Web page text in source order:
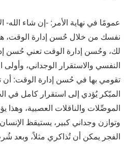
عمومًا في نهاية الأمر: -إن شاء
نفسك من خلال حُسن إدارة الوقت،
لك، وحُسن إدارة الوقت تعني حُسن
النفسي والاستقرار الوجداني،
تقومي بها في حُسن إدارة الوقت: أن
المبّكر يُؤدي إلى استقرار كامل في
الموصِّلات والناقلات العصبية، وهذا
وتوازن وجداني كبير، يستيقظ
الفجر يمكن أن تُذاكري مثلاً، وبعد